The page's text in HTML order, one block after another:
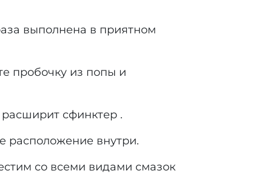
выполнена в приятном
пробочку из попы и
сфинктер .
расположение внутри.
со всеми видами смазок